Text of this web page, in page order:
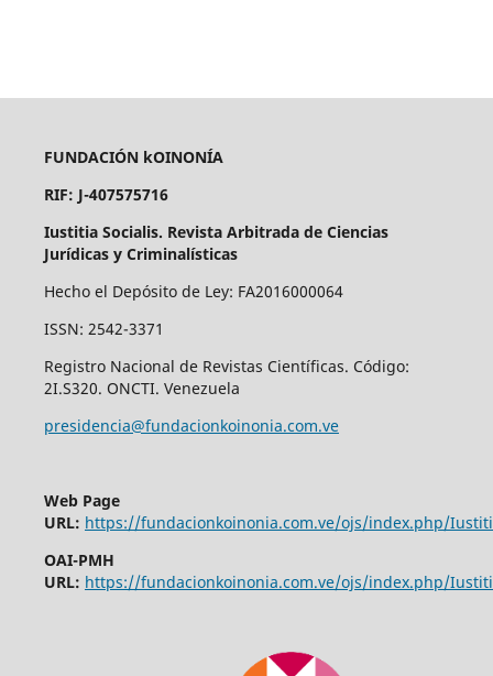
FUNDACIÓN kOINONÍA
RIF: J-407575716
Iustitia Socialis. Revista Arbitrada de Ciencias
Jurídicas y Criminalísticas
Hecho el Depósito de Ley: FA2016000064
ISSN: 2542-3371
Registro Nacional de Revistas Científicas. Código:
2I.S320. ONCTI. Venezuela
presidencia@fundacionkoinonia.com.ve
Web Page
URL: https://fundacionkoinonia.com.ve/ojs/index.php/
OAI-PMH
URL: https://fundacionkoinonia.com.ve/ojs/index.php/